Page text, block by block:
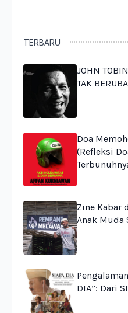
TERBARU
JOHN
TAK
Doa
(Refleksi
Zine Kabar
Anak Muda
DIA”: Dari